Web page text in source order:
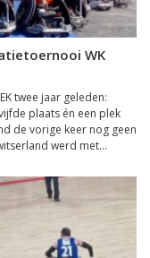
WK
twee jaar geleden:
plaats én een plek
de vorige keer nog geen
werd met...